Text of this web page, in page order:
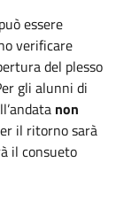
essere
verificare
del plesso
gli alunni di
non
il ritorno sarà
il consueto